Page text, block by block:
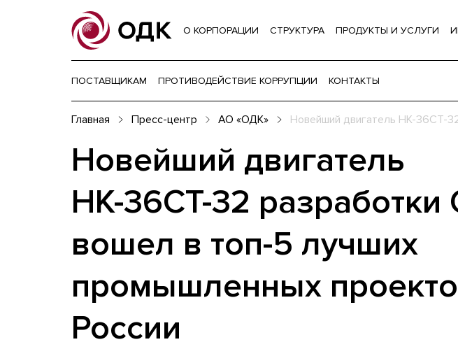
О КОРПОРАЦИИ СТРУКТУРА ПРОДУКТЫ И УСЛУГИ
ПОСТАВЩИКАМ ПРОТИВОДЕЙСТВИЕ КОРРУПЦИИ КОНТАКТЫ
Главная Пресс-центр АО «ОДК» Новейший двигатель НК-36СТ-
Новейший двигатель
НК-36СТ-32
вошел в топ-5 лучших
промышленных
России